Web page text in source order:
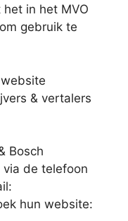
in het MVO
gebruik te
& vertalers
Bosch
de telefoon
hun website: